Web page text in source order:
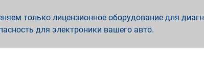
только лицензионное оборудование для
для электроники вашего авто.